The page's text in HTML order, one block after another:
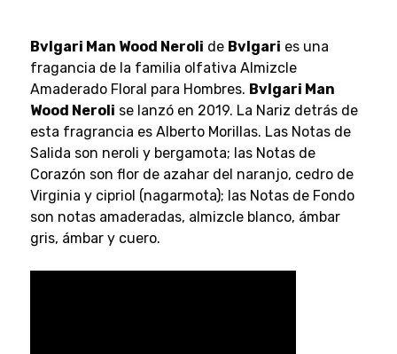
Bvlgari Man Wood Neroli de Bvlgari es una
fragancia de la familia olfativa Almizcle
Amaderado Floral para Hombres. Bvlgari Man
Wood Neroli se lanzó en 2019. La Nariz detrás de
esta fragrancia es Alberto Morillas. Las Notas de
Salida son neroli y bergamota; las Notas de
Corazón son flor de azahar del naranjo, cedro de
Virginia y cipriol (nagarmota); las Notas de Fondo
son notas amaderadas, almizcle blanco, ámbar
gris, ámbar y cuero.